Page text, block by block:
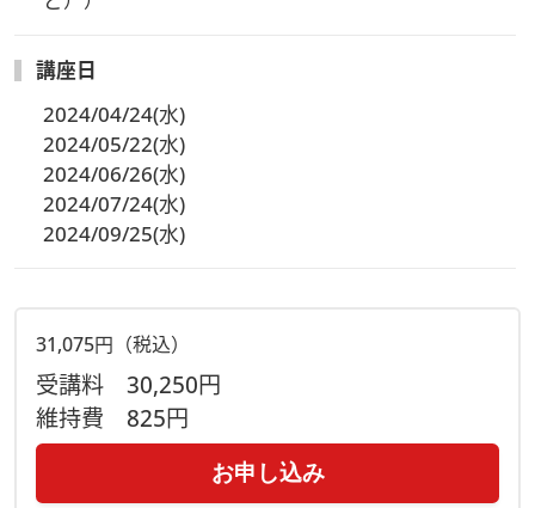
講座日
2024/04/24(水)
2024/05/22(水)
2024/06/26(水)
2024/07/24(水)
2024/09/25(水)
31,075円（税込）
受講料 30,250円
維持費 825円
お申し込み